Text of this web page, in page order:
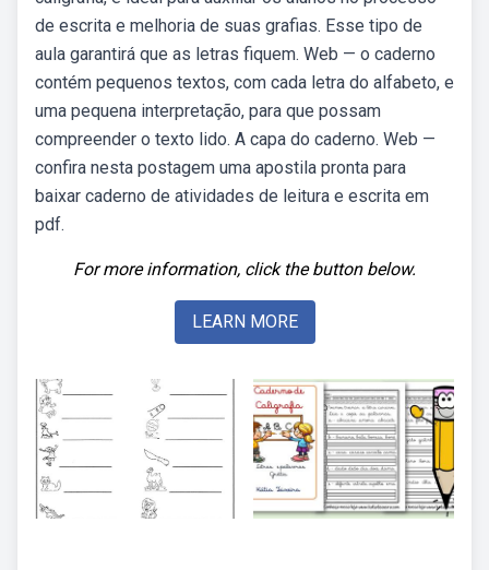
de escrita e melhoria de suas grafias. Esse tipo de
aula garantirá que as letras fiquem. Web — o caderno
contém pequenos textos, com cada letra do alfabeto, e
uma pequena interpretação, para que possam
compreender o texto lido. A capa do caderno. Web —
confira nesta postagem uma apostila pronta para
baixar caderno de atividades de leitura e escrita em
pdf.
For more information, click the button below.
LEARN MORE